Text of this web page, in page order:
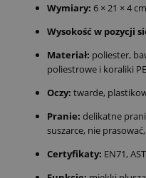
Wymiary: 6 × 21 × 4 cm
Wysokość w pozycji
Materiał: poliester,
poliestrowe i koraliki PE
Oczy: twarde,
Pranie: delikatne
suszarce, nie
Certyfikaty: EN71,